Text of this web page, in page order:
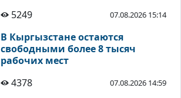
5249
07.08.2026 15:14
В Кыргызстане остаются
свободными более 8 тысяч
рабочих мест
4378
07.08.2026 14:59